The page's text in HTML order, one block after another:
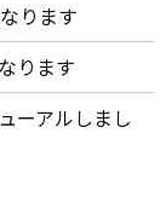
ります
ります
ーアルしまし